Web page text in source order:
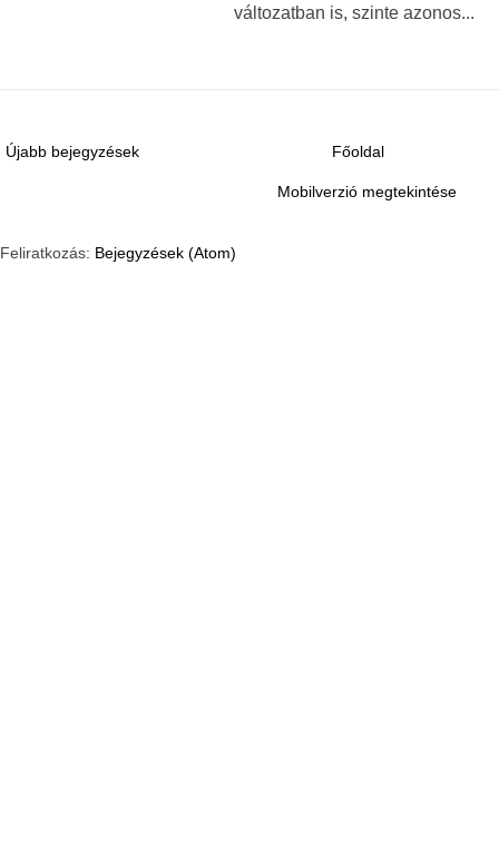
változatban is, szinte azonos...
Újabb bejegyzések Főoldal
Mobilverzió megtekintése
Feliratkozás: Bejegyzések (Atom)